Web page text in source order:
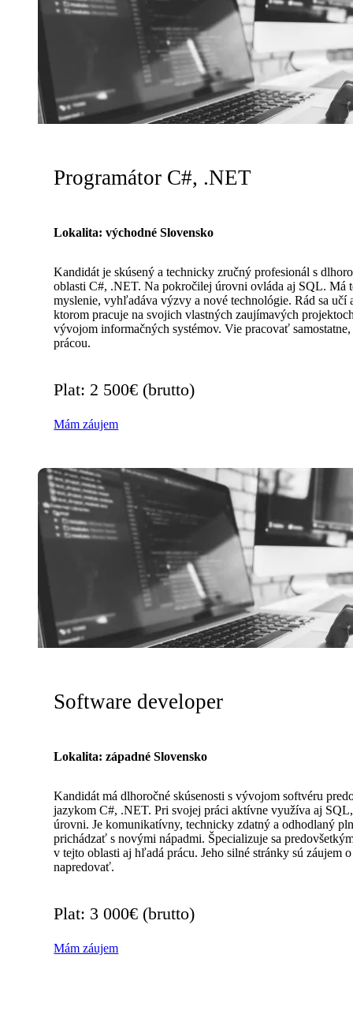
Programátor C#, .NET
Lokalita: východné Slovensko
Kandidát je skúsený a technicky zručný profesionál s
oblasti C#, .NET. Na pokročilej úrovni ovláda aj SQL. Má
myslenie, vyhľadáva výzvy a nové technológie. Rád sa
ktorom pracuje na svojich vlastných zaujímavých
vývojom informačných systémov. Vie pracovať
prácou.
Plat: 2 500€ (brutto)
Mám záujem
Software developer
Lokalita: západné Slovensko
Kandidát má dlhoročné skúsenosti s vývojom softvéru
jazykom C#, .NET. Pri svojej práci aktívne využíva aj
úrovni. Je komunikatívny, technicky zdatný a odhodlaný
prichádzať s novými nápadmi. Špecializuje sa
v tejto oblasti aj hľadá prácu. Jeho silné stránky sú záujem
napredovať.
Plat: 3 000€ (brutto)
Mám záujem